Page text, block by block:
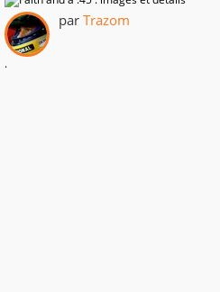
par Trazom
.